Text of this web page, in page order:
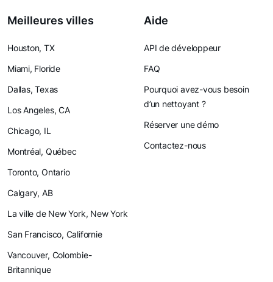
Meilleures villes
Houston, TX
Miami, Floride
Dallas, Texas
Los Angeles, CA
Chicago, IL
Montréal, Québec
Toronto, Ontario
Calgary, AB
La ville de New York, New York
San Francisco, Californie
Vancouver, Colombie-
Britannique
Aide
API de développeur
FAQ
Pourquoi avez-vous besoin
d’un nettoyant ?
Réserver une démo
Contactez-nous